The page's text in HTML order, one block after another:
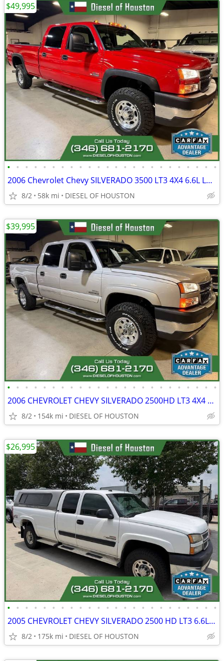
• • • • • • • • • • • • • • • • • • • • • • • •
2006 Chevrolet Chevy SILVERADO 3500 LT3 4X4 6.6L LBZ DURAMAX DIESEL 58
8/2 58k mi DIESEL OF HOUSTON
$49,995
• • • • • • • • • • • • • • • • • • • • • • • •
2006 CHEVROLET CHEVY SILVERADO 2500HD LT3 4X4 6.6L LBZ DURAMAX DIESEL
8/2 154k mi DIESEL OF HOUSTON
$39,995
• • • • • • • • • • • • • • • • • • • • • • • •
2005 CHEVROLET CHEVY SILVERADO 2500 HD LT3 6.6L LLY DURAMAX
8/2 175k mi DIESEL OF HOUSTON
$26,995